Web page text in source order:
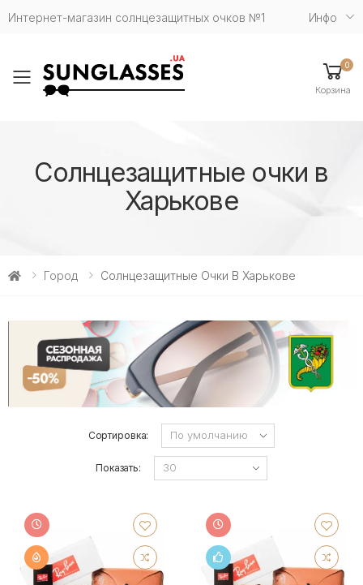
Интернет-магазин солнцезащитных очков №1 Инфо
Toggle mobile menu
0
Корзина
Солнцезащитные очки в
Харькове
Город Солнцезащитные Очки В Харькове
Сортировка:
Показать: